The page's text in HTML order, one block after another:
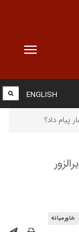
Toggle
ENGLISH
پیام داد؟
خاورمیانه